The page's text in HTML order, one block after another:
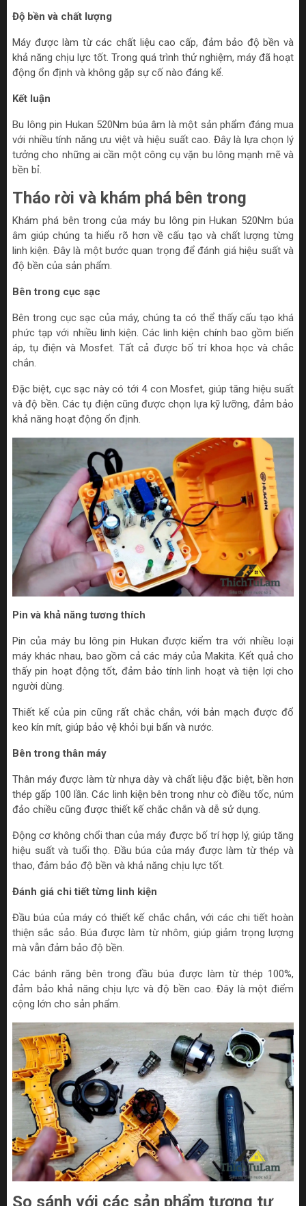
Độ bền và chất lượng
Máy được làm từ các chất liệu cao cấp, đảm bảo độ bền và
khả năng chịu lực tốt. Trong quá trình thử nghiệm, máy đã hoạt
động ổn định và không gặp sự cố nào đáng kể.
Kết luận
Bu lông pin Hukan 520Nm búa âm là một sản phẩm đáng mua
với nhiều tính năng ưu việt và hiệu suất cao. Đây là lựa chọn lý
tưởng cho những ai cần một công cụ vặn bu lông mạnh mẽ và
bền bỉ.
Tháo rời và khám phá bên trong
Khám phá bên trong của máy bu lông pin Hukan 520Nm búa
âm giúp chúng ta hiểu rõ hơn về cấu tạo và chất lượng từng
linh kiện. Đây là một bước quan trọng để đánh giá hiệu suất và
độ bền của sản phẩm.
Bên trong cục sạc
Bên trong cục sạc của máy, chúng ta có thể thấy cấu tạo khá
phức tạp với nhiều linh kiện. Các linh kiện chính bao gồm biến
áp, tụ điện và Mosfet. Tất cả được bố trí khoa học và chắc
chắn.
Đặc biệt, cục sạc này có tới 4 con Mosfet, giúp tăng hiệu suất
và độ bền. Các tụ điện cũng được chọn lựa kỹ lưỡng, đảm bảo
khả năng hoạt động ổn định.
Pin và khả năng tương thích
Pin của máy bu lông pin Hukan được kiểm tra với nhiều loại
máy khác nhau, bao gồm cả các máy của Makita. Kết quả cho
thấy pin hoạt động tốt, đảm bảo tính linh hoạt và tiện lợi cho
người dùng.
Thiết kế của pin cũng rất chắc chắn, với bản mạch được đổ
keo kín mít, giúp bảo vệ khỏi bụi bẩn và nước.
Bên trong thân máy
Thân máy được làm từ nhựa dày và chất liệu đặc biệt, bền hơn
thép gấp 100 lần. Các linh kiện bên trong như cò điều tốc, núm
đảo chiều cũng được thiết kế chắc chắn và dễ sử dụng.
Động cơ không chổi than của máy được bố trí hợp lý, giúp tăng
hiệu suất và tuổi thọ. Đầu búa của máy được làm từ thép và
thao, đảm bảo độ bền và khả năng chịu lực tốt.
Đánh giá chi tiết từng linh kiện
Đầu búa của máy có thiết kế chắc chắn, với các chi tiết hoàn
thiện sắc sảo. Búa được làm từ nhôm, giúp giảm trọng lượng
mà vẫn đảm bảo độ bền.
Các bánh răng bên trong đầu búa được làm từ thép 100%,
đảm bảo khả năng chịu lực và độ bền cao. Đây là một điểm
cộng lớn cho sản phẩm.
So sánh với các sản phẩm tương tự